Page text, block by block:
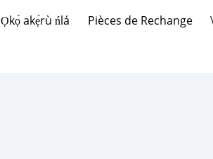
Ọkọ̀ akẹ́rù ńlá Pièces de Rechange